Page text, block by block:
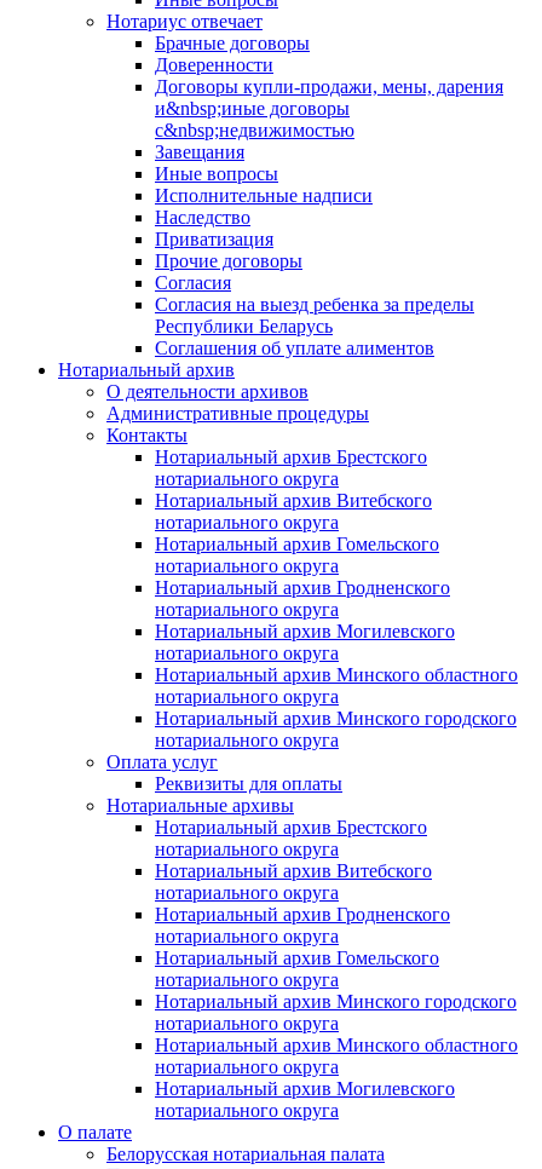
Нотариус отвечает
Брачные договоры
Доверенности
Договоры купли-продажи, мены, дарения
и&nbsp;иные договоры
с&nbsp;недвижимостью
Завещания
Иные вопросы
Исполнительные надписи
Наследство
Приватизация
Прочие договоры
Согласия
Согласия на выезд ребенка за пределы
Республики Беларусь
Соглашения об уплате алиментов
Нотариальный архив
О деятельности архивов
Административные процедуры
Контакты
Нотариальный архив Брестского
нотариального округа
Нотариальный архив Витебского
нотариального округа
Нотариальный архив Гомельского
нотариального округа
Нотариальный архив Гродненского
нотариального округа
Нотариальный архив Могилевского
нотариального округа
Нотариальный архив Минского областного
нотариального округа
Нотариальный архив Минского городского
нотариального округа
Оплата услуг
Реквизиты для оплаты
Нотариальные архивы
Нотариальный архив Брестского
нотариального округа
Нотариальный архив Витебского
нотариального округа
Нотариальный архив Гродненского
нотариального округа
Нотариальный архив Гомельского
нотариального округа
Нотариальный архив Минского городского
нотариального округа
Нотариальный архив Минского областного
нотариального округа
Нотариальный архив Могилевского
нотариального округа
О палате
Белорусская нотариальная палата